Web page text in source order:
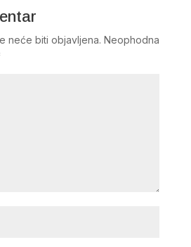
neće biti objavljena. Neophodna